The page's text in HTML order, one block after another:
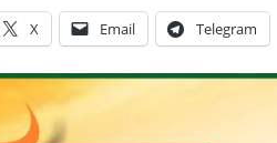
X Email Telegram